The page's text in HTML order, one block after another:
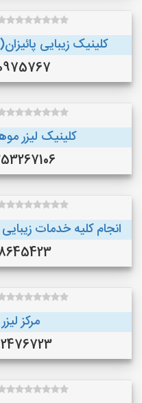
کلینیک زیبایی
کلینیک لیزر
09353267106
انجام کلیه خدمات
مرکز
09182476723